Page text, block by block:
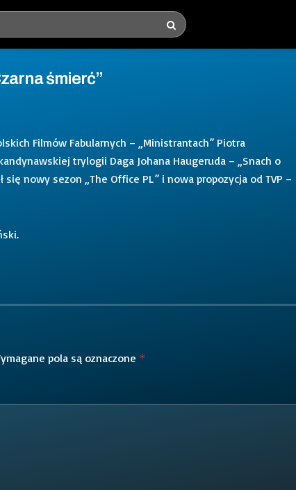
śmierć”
Filmów Fabularnych – „Ministrantach” Piotra
trylogii Daga Johana Haugeruda – „Snach o
nowy sezon „The Office PL” i nowa propozycja od TVP –
pola są oznaczone *